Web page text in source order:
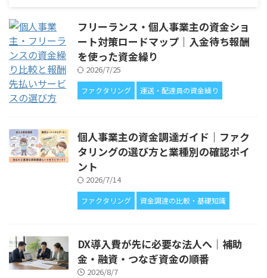
フリーランス・個人事業主の資金ショ
ート対策ロードマップ｜入金待ち報酬
を使った資金繰り
2026/7/25
ファクタリング 運送・配達員の資金繰り
個人事業主の資金調達ガイド｜ファク
タリングの選び方と業種別の確認ポイ
ント
2026/7/14
ファクタリング 資金調達の比較・基礎知識
DX導入費が先に必要な法人へ｜補助
金・融資・つなぎ資金の順番
2026/8/7